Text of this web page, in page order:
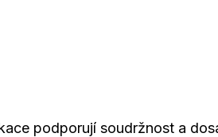
podporují soudržnost a